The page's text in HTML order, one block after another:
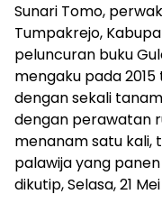
Sunari Tomo,
Tumpakrejo,
peluncuran buku
mengaku pada
dengan sekali
dengan perawatan
menanam satu kali,
palawija yang
dikutip, Selasa, 21